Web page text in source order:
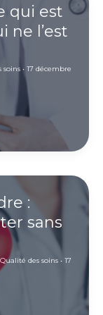
qui est
ne l’est
soins• 17 décembre
:
sans
Qualité des soins• 17